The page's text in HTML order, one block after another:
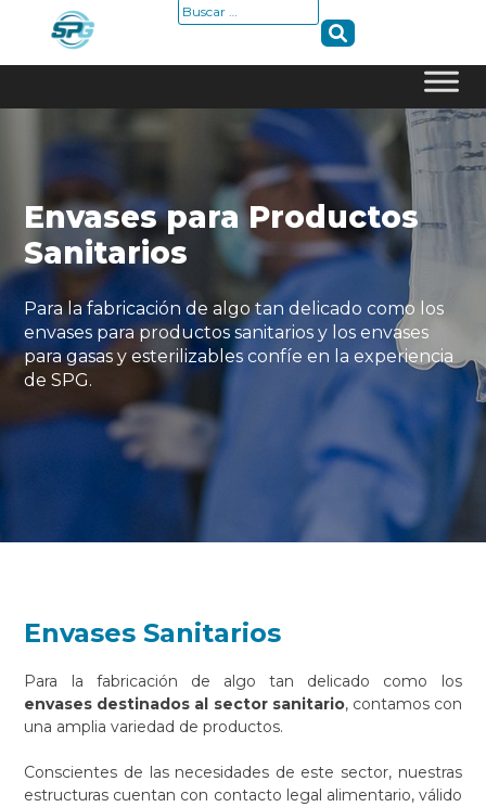
Buscar:
Envases para Productos
Sanitarios
Para la fabricación de algo tan delicado como los
envases para productos sanitarios y los envases
para gasas y esterilizables confíe en la experiencia
de SPG.
Envases Sanitarios
Para la fabricación de algo tan delicado como los
envases destinados al sector sanitario, contamos con
una amplia variedad de productos.
Conscientes de las necesidades de este sector, nuestras
estructuras cuentan con contacto legal alimentario, válido